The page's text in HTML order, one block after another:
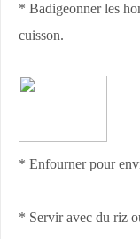
* Badigeonner les
cuisson.
* Enfourner pour
* Servir avec du riz